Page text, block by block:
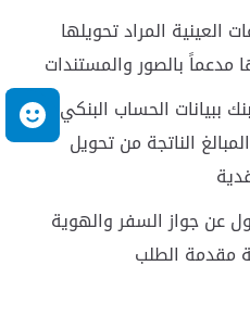
العينية المراد تحويلها
بالصور والمستندات
ببيانات الحساب البنكي
الناتجة من تحويل
عن جواز السفر والهوية
مقدمة الطلب